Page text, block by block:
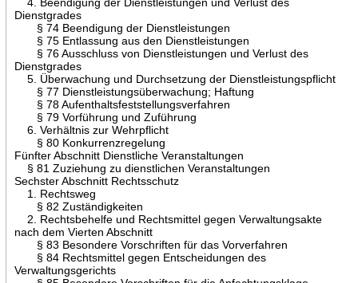
Dienstgrades
§ 74 Beendigung der Dienstleistungen
§ 75 Entlassung aus den Dienstleistungen
§ 76 Ausschluss von Dienstleistungen und Verlust des
Dienstgrades
5. Überwachung und Durchsetzung der Dienstleistungspflicht
§ 77 Dienstleistungsüberwachung; Haftung
§ 78 Aufenthaltsfeststellungsverfahren
§ 79 Vorführung und Zuführung
6. Verhältnis zur Wehrpflicht
§ 80 Konkurrenzregelung
Fünfter Abschnitt Dienstliche Veranstaltungen
§ 81 Zuziehung zu dienstlichen Veranstaltungen
Sechster Abschnitt Rechtsschutz
1. Rechtsweg
§ 82 Zuständigkeiten
2. Rechtsbehelfe und Rechtsmittel gegen Verwaltungsakte
nach dem Vierten Abschnitt
§ 83 Besondere Vorschriften für das Vorverfahren
§ 84 Rechtsmittel gegen Entscheidungen des
Verwaltungsgerichts